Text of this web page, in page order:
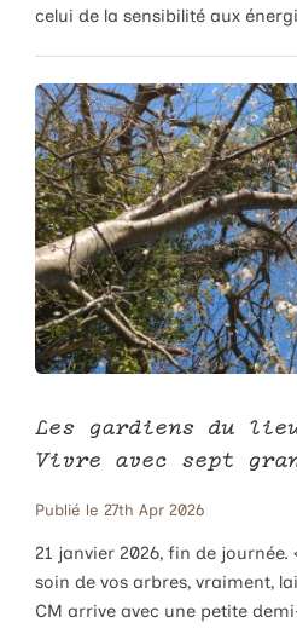
celui de la sensibilité aux
Les gardiens du
Vivre avec sept
Publié le 27th Apr 2026
21 janvier 2026, fin de
soin de vos arbres, vraiment,
CM arrive avec une petite